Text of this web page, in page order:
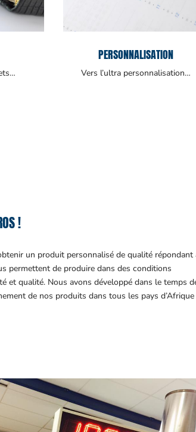
PERSONNALISATION
Vers l’ultra personnalisation…
!
un produit personnalisé de qualité répondant
permettent de produire dans des conditions
et qualité. Nous avons développé dans le temps
de nos produits dans tous les pays d’Afrique